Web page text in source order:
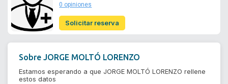
Soporte
¿Eres un doctor?
0 opiniones
Solicitar reserva
SobreJORGE MOLTÓ LORENZO
Estamos esperando a que JORGE MOLTÓ LORENZO rellene
estos datos